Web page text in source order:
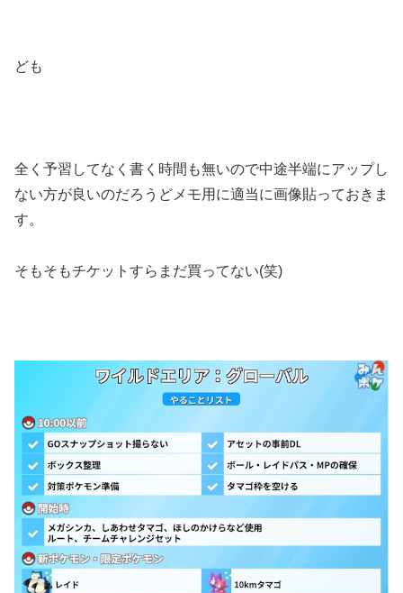
ども
全く予習してなく書く時間も無いので中途半端にアップし
ない方が良いのだろうどメモ用に適当に画像貼っておきま
す。
そもそもチケットすらまだ買ってない(笑)